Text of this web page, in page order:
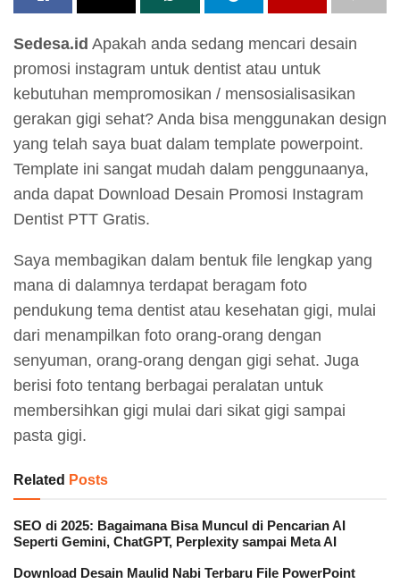
Sedesa.id Apakah anda sedang mencari desain
promosi instagram untuk dentist atau untuk
kebutuhan mempromosikan / mensosialisasikan
gerakan gigi sehat? Anda bisa menggunakan design
yang telah saya buat dalam template powerpoint.
Template ini sangat mudah dalam penggunaanya,
anda dapat Download Desain Promosi Instagram
Dentist PTT Gratis.
Saya membagikan dalam bentuk file lengkap yang
mana di dalamnya terdapat beragam foto
pendukung tema dentist atau kesehatan gigi, mulai
dari menampilkan foto orang-orang dengan
senyuman, orang-orang dengan gigi sehat. Juga
berisi foto tentang berbagai peralatan untuk
membersihkan gigi mulai dari sikat gigi sampai
pasta gigi.
Related Posts
SEO di 2025: Bagaimana Bisa Muncul di Pencarian AI
Seperti Gemini, ChatGPT, Perplexity sampai Meta AI
Download Desain Maulid Nabi Terbaru File PowerPoint